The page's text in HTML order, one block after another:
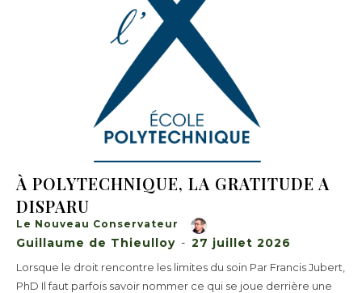
À POLYTECHNIQUE, LA GRATITUDE A
DISPARU
Le Nouveau Conservateur
Guillaume de Thieulloy - 27 juillet 2026
Lorsque le droit rencontre les limites du soin Par Francis Jubert,
PhD Il faut parfois savoir nommer ce qui se joue derrière une